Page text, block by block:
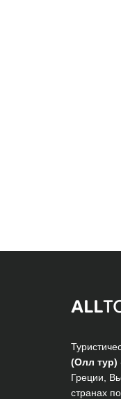
(Олл тур)
Греции,
странах